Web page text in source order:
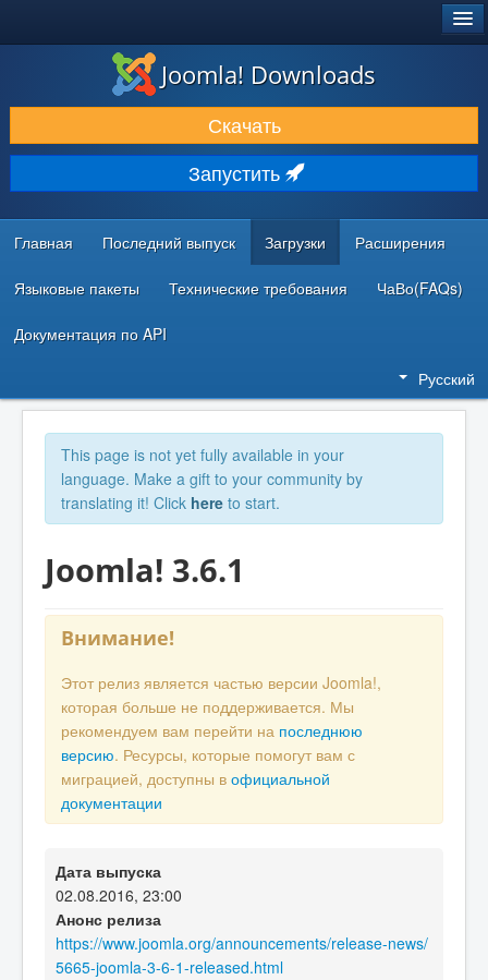
ЗАГРУЗКИ И РАСШИРЕНИЯ
ДОКУМЕНТАЦИЯ И ОБУЧЕНИЕ
СООБЩЕСТВО И ПОДДЕРЖКА
РЕСУРСЫ ДЛЯ РАЗРАБОТЧИКОВ
Joomla! Downloads
Скачать
Запустить
Главная Последний выпуск Загрузки Расширения
Языковые пакеты Технические требования ЧаВо(FAQs)
Документация по API
Русский
This page is not yet fully available in your
language. Make a gift to your community by
translating it! Click here to start.
Joomla! 3.6.1
Внимание!
Этот релиз является частью версии Joomla!,
которая больше не поддерживается. Мы
рекомендуем вам перейти на последнюю
версию. Ресурсы, которые помогут вам с
миграцией, доступны в официальной
документации
Дата выпуска
02.08.2016, 23:00
Анонс релиза
https://www.joomla.org/announcements/release-news/
5665-joomla-3-6-1-released.html